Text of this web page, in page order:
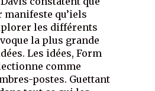
manifeste qu’iels
les différents
la plus grande
Les idées, Form
comme
postes. Guettant